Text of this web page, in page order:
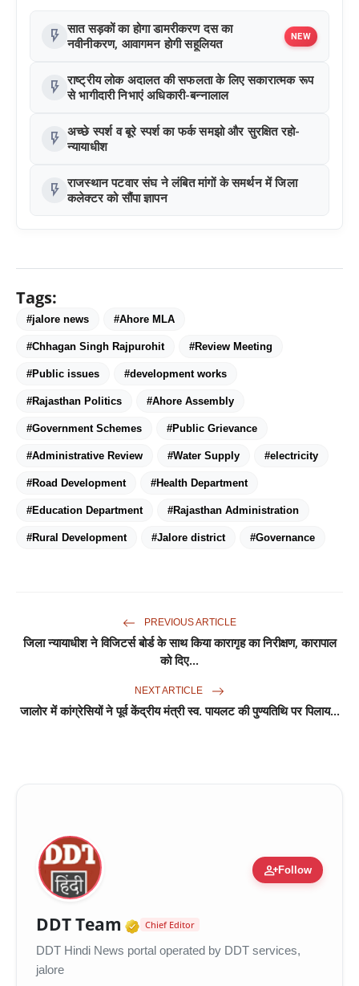
flash_on सात सड़कों का होगा डामरीकरण दस का
नवीनीकरण, आवागमन होगी सहूलियत
NEW
flash_on राष्ट्रीय लोक अदालत की सफलता के लिए सकारात्मक रूप
से भागीदारी निभाएं अधिकारी-बन्नालाल
flash_on अच्छे स्पर्श व बूरे स्पर्श का फर्क समझो और सुरक्षित रहो-
न्यायाधीश
flash_on राजस्थान पटवार संघ ने लंबित मांगों के समर्थन में जिला
कलेक्टर को सौंपा ज्ञापन
Tags:
#jalore news #Ahore MLA
#Chhagan Singh Rajpurohit #Review Meeting
#Public issues #development works
#Rajasthan Politics #Ahore Assembly
#Government Schemes #Public Grievance
#Administrative Review #Water Supply #electricity
#Road Development #Health Department
#Education Department #Rajasthan Administration
#Rural Development #Jalore district #Governance
PREVIOUS ARTICLE
जिला न्यायाधीश ने विजिटर्स बोर्ड के साथ किया कारागृह का निरीक्षण, कारापाल
को दिए...
NEXT ARTICLE
जालोर में कांग्रेसियों ने पूर्व केंद्रीय मंत्री स्व. पायलट की पुण्यतिथि पर पिलाय...
person_addFollow
DDT Team Verified Media or
Chief Editor
DDT Hindi News portal operated by DDT services,
jalore